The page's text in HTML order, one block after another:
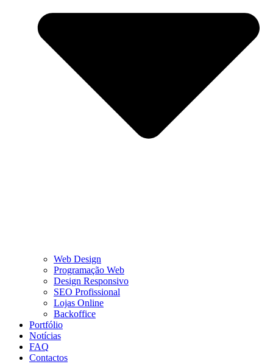
Web Design
Programação Web
Design Responsivo
SEO Profissional
Lojas Online
Backoffice
Portfólio
Notícias
FAQ
Contactos